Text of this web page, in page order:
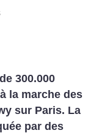
300.000
la marche des
sur Paris. La
par des